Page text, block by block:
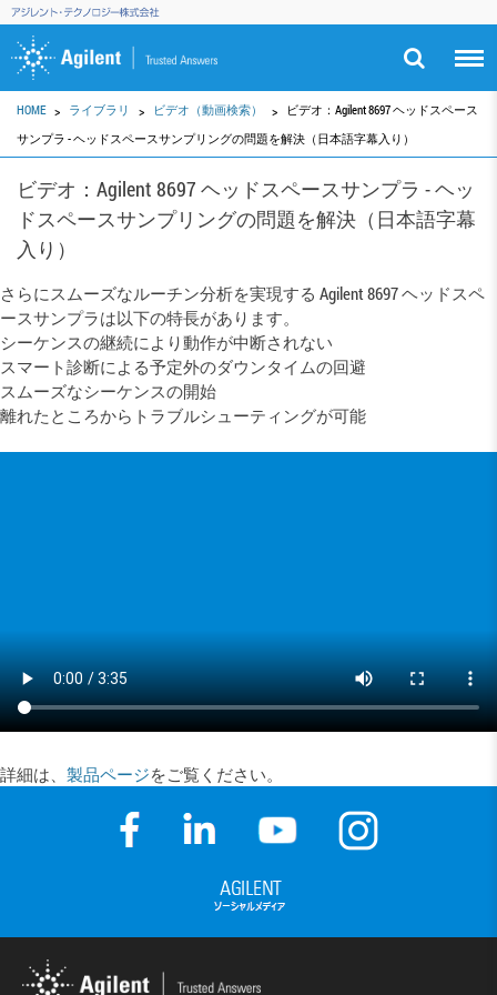
HOME ライブラリ ビデオ（動画検索）
ビデオ：Agilent 8697 ヘッドスペース
サンプラ - ヘッドスペースサンプリングの問題を解決（日本語字幕入り）
ビデオ：Agilent 8697 ヘッドスペースサンプラ - ヘッ
ドスペースサンプリングの問題を解決（日本語字幕
入り）
さらにスムーズなルーチン分析を実現する Agilent 8697 ヘッドスペ
ースサンプラは以下の特長があります。
シーケンスの継続により動作が中断されない
スマート診断による予定外のダウンタイムの回避
スムーズなシーケンスの開始
離れたところからトラブルシューティングが可能
詳細は、 製品ページをご覧ください。